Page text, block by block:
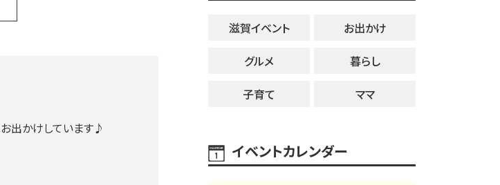
出かけしています♪
滋賀イベント
お出かけ
グルメ
暮らし
子育て
ママ
イベントカレンダー